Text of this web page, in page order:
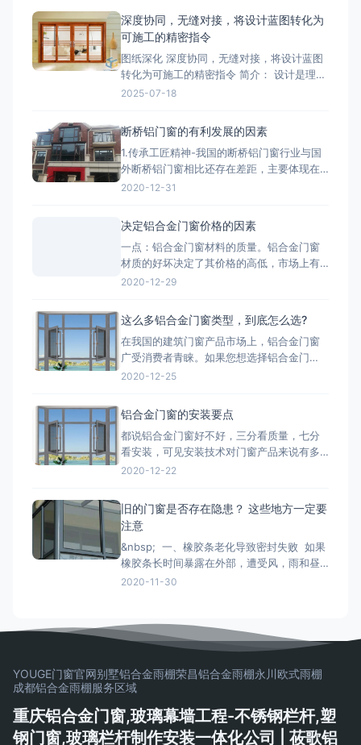
深度协同，无缝对接，将设计蓝图转化为
可施工的精密指令
图纸深化 深度协同，无缝对接，将设计蓝图
转化为可施工的精密指令 简介： 设计是理
想，深化是让理想落地的桥梁。我们的
与细化。我们精准核算每一个节点的结构、
强度、安装逻辑和材料工艺，生成包括加工
图、组装图、节点大样图
2025-07-18
断桥铝门窗的有利发展的因素
1.传承工匠精神-我国的断桥铝门窗行业与国
外断桥铝门窗相比还存在差距，主要体现在
产品质量、技术含量等方面，因此要打造断
路”战略，让断桥铝门窗行业搭建了一个很好
的平台，而“一带一路”战略沿线覆盖了65个
国家，占全球
2020-12-31
决定铝合金门窗价格的因素
一点：铝合金门窗材料的质量。铝合金门窗
材质的好坏决定了其价格的高低，市场上有
两种铝，一种是纯铝，用这种为主材的材质
杂质少、耐腐蚀性和抗氧化性强。 第二点：
铝合金门窗价格也取决于生产工艺。生产工
艺的推行，必须有良好的生
2020-12-29
这么多铝合金门窗类型，到底怎么选?
在我国的建筑门窗产品市场上，铝合金门窗
广受消费者青睐。如果您想选择铝合金门
窗，最好先了解一下铝合金门窗开启形式、
会影响您日后几十年的生活品质。 市面上的
门窗除了常见的木质材料加工制作而成的木
质门窗以外，更为常见的是类似下文
2020-12-25
铝合金门窗的安装要点
都说铝合金门窗好不好，三分看质量，七分
看安装，可见安装技术对门窗产品来说有多
重要。下面小编来和大家简单说一下铝合金
定，门窗调整至横平竖直，再将衔接件与墙
体固定，固定办法按规划要求。固定结实后
即可拔去木楔。在门窗框与墙
2020-12-22
旧的门窗是否存在隐患？ 这些地方一定要
注意
&nbsp; 一、橡胶条老化导致密封失败 如果
橡胶条长时间暴露在外部，遭受风，雨和昼
夜温差的影响，劣质的密封条很容易老化并
金配件的重要活动部件通常是304不锈钢。
如果旧的门窗五金使用201不锈钢
2020-11-30
YOUGE门窗官网别墅铝合金雨棚荣昌铝合金雨棚永川欧式雨棚
成都铝合金雨棚服务区域
重庆铝合金门窗,玻璃幕墙工程-不锈钢栏杆,塑
钢门窗,玻璃栏杆制作安装一体化公司 | 莜歌铝